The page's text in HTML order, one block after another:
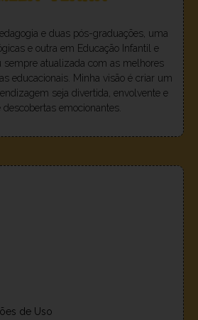
e duas pós-graduações, uma
e outra em Educação Infantil e
sempre atualizada com as melhores
educacionais. Minha visão é criar um
seja divertida, envolvente e
descobertas emocionantes.
de Uso